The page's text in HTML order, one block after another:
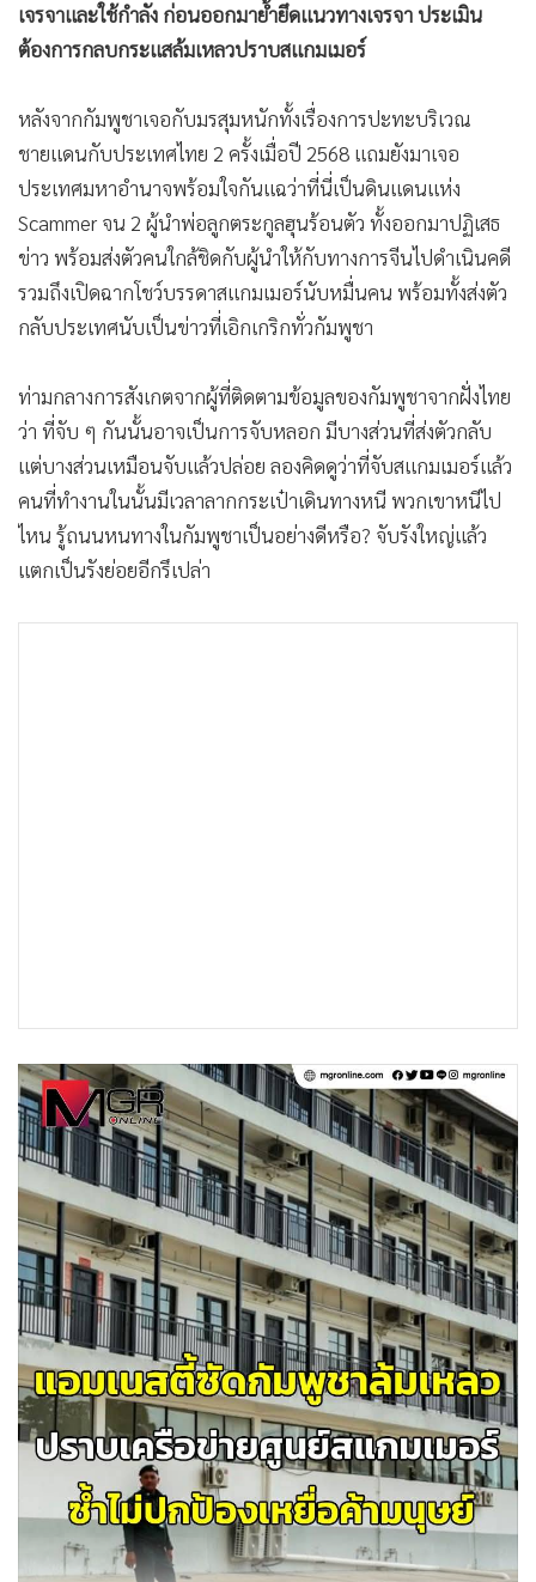
• อินโดจีน
• Celeb Online
• Factcheck
• ญี่ปุ่น
• News1
• Gotomanager
เจรจาและใช้กำลัง ก่อนออกมาย้ำยึดแนวทางเจรจา ประเมิน
ต้องการกลบกระแสล้มเหลวปราบสแกมเมอร์
หลังจากกัมพูชาเจอกับมรสุมหนักทั้งเรื่องการปะทะบริเวณ
ชายแดนกับประเทศไทย 2 ครั้งเมื่อปี 2568 แถมยังมาเจอ
ประเทศมหาอำนาจพร้อมใจกันแฉว่าที่นี่เป็นดินแดนแห่ง
Scammer จน 2 ผู้นำพ่อลูกตระกูลฮุนร้อนตัว ทั้งออกมาปฏิเสธ
ข่าว พร้อมส่งตัวคนใกล้ชิดกับผู้นำให้กับทางการจีนไปดำเนินคดี
รวมถึงเปิดฉากโชว์บรรดาสแกมเมอร์นับหมื่นคน พร้อมทั้งส่งตัว
กลับประเทศนับเป็นข่าวที่เอิกเกริกทั่วกัมพูชา
ท่ามกลางการสังเกตจากผู้ที่ติดตามข้อมูลของกัมพูชาจากฝั่งไทย
ว่า ที่จับ ๆ กันนั้นอาจเป็นการจับหลอก มีบางส่วนที่ส่งตัวกลับ
แต่บางส่วนเหมือนจับแล้วปล่อย ลองคิดดูว่าที่จับสแกมเมอร์แล้ว
คนที่ทำงานในนั้นมีเวลาลากกระเป๋าเดินทางหนี พวกเขาหนีไป
ไหน รู้ถนนหนทางในกัมพูชาเป็นอย่างดีหรือ? จับรังใหญ่แล้ว
แตกเป็นรังย่อยอีกรึเปล่า